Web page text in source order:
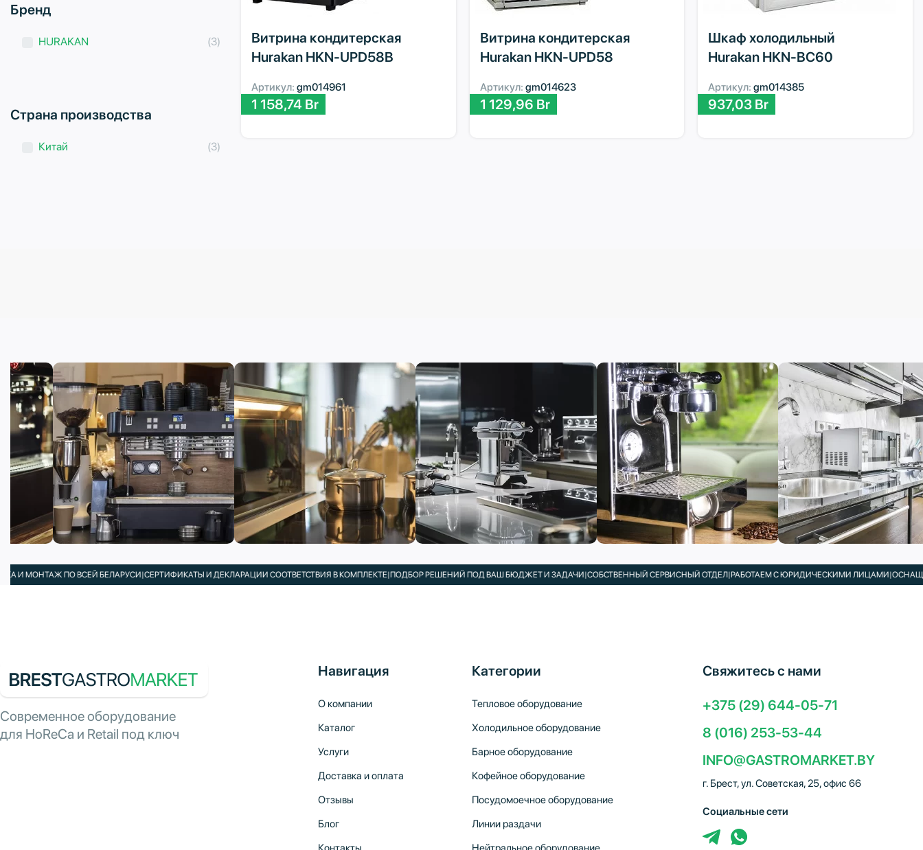
Бренд
HURAKAN (3)
Страна производства
Китай (3)
Витрина кондитерская
Hurakan HKN-UPD58B
Артикул: gm014961
1 158,74 Br
Витрина кондитерская
Hurakan HKN-UPD58
Артикул: gm014623
1 129,96 Br
Шкаф холодильный
Hurakan HKN-BC60
Артикул:gm014385
937,03 Br
ПО ВСЕЙ БЕЛАРУСИ|СЕРТИФИКАТЫ И ДЕКЛАРАЦИИ СООТВЕТСТВИЯ В КОМПЛЕКТЕ|ПОДБОР РЕШЕНИЙ ПОД ВАШ БЮДЖЕТ И ЗАДАЧИ|СОБСТВЕННЫЙ СЕРВИСНЫЙ ОТДЕЛ |РАБОТАЕМ С ЮРИДИЧЕСКИМИ ЛИЦАМИ|ОСНАЩАЕМ
Современное оборудование
для HoReCa и Retail под ключ
Навигация
О компании
Каталог
Услуги
Доставка и оплата
Отзывы
Блог
Категории
Тепловое оборудование
Холодильное оборудование
Барное оборудование
Кофейное оборудование
Посудомоечное оборудование
Линии раздачи
Свяжитесь с нами
+375 (29) 644-05-71
8 (016) 253-53-44
INFO@GASTROMARKET.BY
г. Брест, ул. Советская, 25, офис 66
Социальные сети